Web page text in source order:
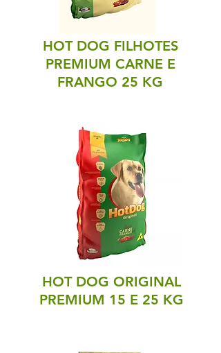
HOT DOG FILHOTES
PREMIUM CARNE E
FRANGO 25 KG
HOT DOG ORIGINAL
PREMIUM 15 E 25 KG